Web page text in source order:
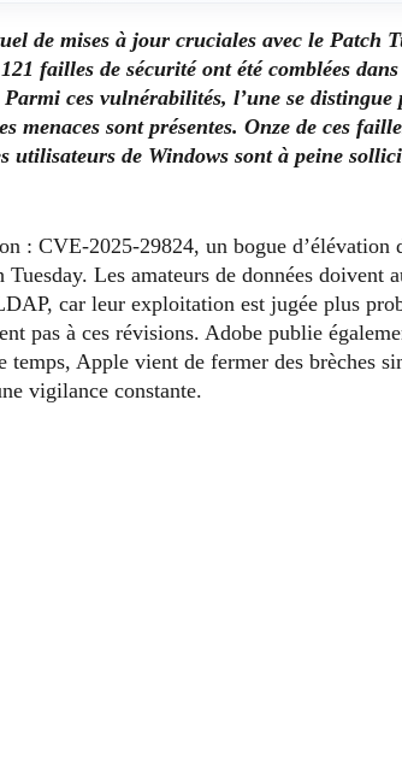
de mises à jour cruciales avec le Patch
failles de sécurité ont été comblées dans
ces vulnérabilités, l’une se distingue
sont présentes. Onze de ces
de Windows sont à peine
: CVE-2025-29824, un bogue d’élévation
Les amateurs de données doivent
car leur exploitation est jugée plus
pas à ces révisions. Adobe publie
Apple vient de fermer des brèches
vigilance constante.